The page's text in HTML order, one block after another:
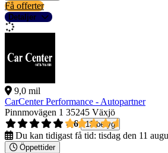
Få offerter
Detaljer
9,0 mil
CarCenter Performance - Autopartner
Pinnmovägen 1 35245 Växjö
4,6
13 betyg
Du kan tidigast få tid: tisdag den 11
Öppettider